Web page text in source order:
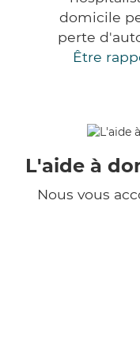
domicile
perte
Être
L'aide à
Nous vous